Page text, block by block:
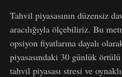
Tahvil piyasasının düzensiz
aracılığıyla ölçebiliriz. Bu
opsiyon fiyatlarına dayalı
piyasasındaki 30 günlük
tahvil piyasası stresi ve